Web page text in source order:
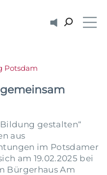
ZUR SUCHE SPRINGEN
Vorlesen
Potsdam
gestalten“
aus
im Potsdamer
am 19.02.2025 bei
Bürgerhaus Am